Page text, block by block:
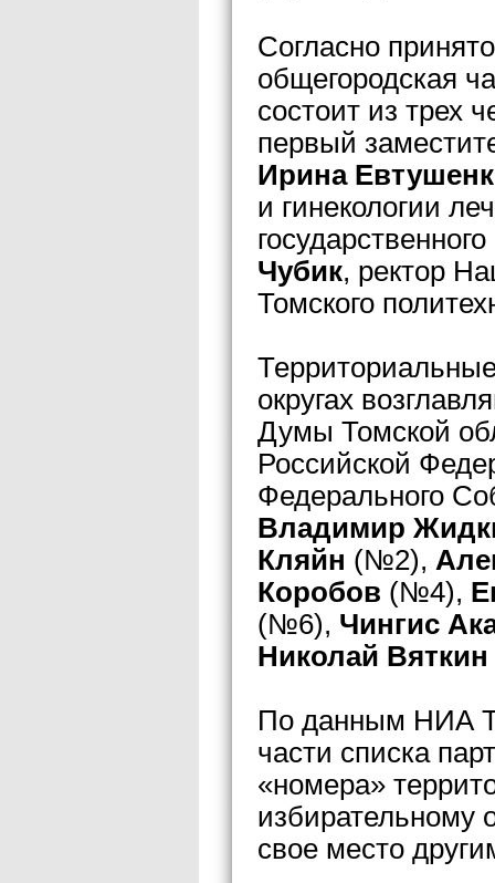
Согласно
общегородская
состоит из трех
первый
Ирина
и гинекологии
Чубик, ректор
Томского
округах
Думы Томской
Российской
Федерального
Владимир
Кляйн (№2),
Коробов (№4),
(№6), Чингис
Николай Вяткин
По данным НИА
части списка
«номера»
избирательному
свое место